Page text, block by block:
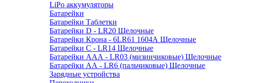
LiPo аккумуляторы
Батарейки
Батарейки Таблетки
Батарейки D - LR20 Щелочные
Батарейки Крона - 6LR61 1604A Щелочные
Батарейки C - LR14 Щелочные
Батарейки AAA - LR03 (мизинчиковые) Щелочные
Батарейки AA - LR6 (пальчиковые) Щелочные
Зарядные устройства